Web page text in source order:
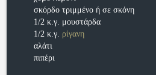
σκόρδο τριμμένο ή σε σκόνη
1/2 κ.γ. μουστάρδα
1/2 κ.γ. ρίγανη
αλάτι
πιπέρι